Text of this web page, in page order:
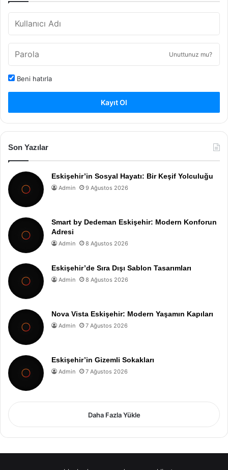
Unuttunuz mu?
Beni hatırla
Kayıt Ol
Son Yazılar
Eskişehir’in Sosyal Hayatı: Bir Keşif Yolculuğu
Admin 9 Ağustos 2026
Smart by Dedeman Eskişehir: Modern Konforun
Adresi
Admin 8 Ağustos 2026
Eskişehir’de Sıra Dışı Sablon Tasarımları
Admin 8 Ağustos 2026
Nova Vista Eskişehir: Modern Yaşamın Kapıları
Admin 7 Ağustos 2026
Eskişehir’in Gizemli Sokakları
Admin 7 Ağustos 2026
Daha Fazla Yükle